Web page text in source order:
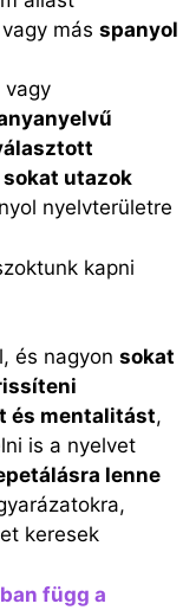
más spanyol
vagy
sokat utazok
nyelvterületre
kapni
és nagyon sokat
és mentalitást,
is a nyelvet
lenne
keresek
függ a